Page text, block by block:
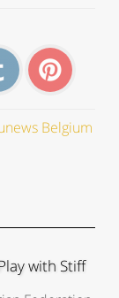
Belgium
with Stiff